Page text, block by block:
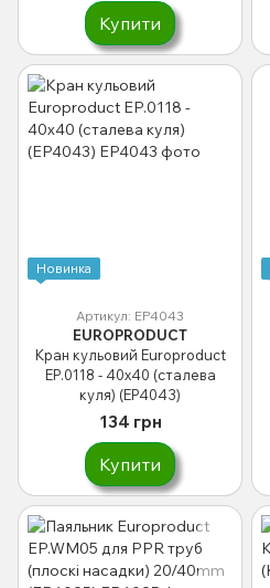
Купити
Новинка
Артикул: EP4043
EUROPRODUCT
Кран кульовий Europroduct
EP.0118 - 40x40 (сталева
куля) (EP4043)
134 грн
Купити